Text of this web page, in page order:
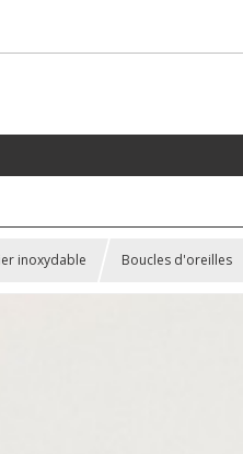
inoxydable Boucles d'oreilles